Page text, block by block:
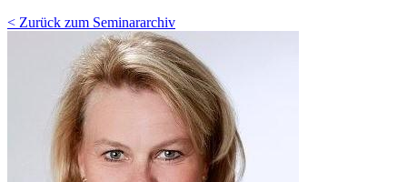
< Zurück zum Seminararchiv